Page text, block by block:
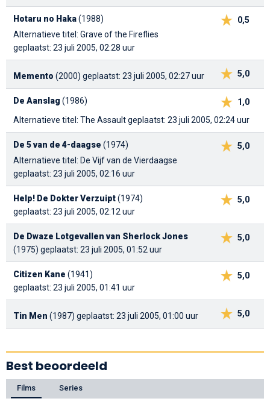
0,5
Hotaru no Haka(1988)
Alternatieve titel: Grave of the Fireflies
geplaatst: 23 juli 2005, 02:28 uur
5,0
Memento (2000) geplaatst: 23 juli 2005, 02:27 uur
1,0
De Aanslag (1986)
Alternatieve titel: The Assaultgeplaatst: 23 juli 2005, 02:24 uur
5,0
De 5 van de 4-daagse (1974)
Alternatieve titel: De Vijf van de Vierdaagse
geplaatst: 23 juli 2005, 02:16 uur
5,0
Help! De Dokter Verzuipt(1974)
geplaatst: 23 juli 2005, 02:12 uur
5,0
De Dwaze Lotgevallen van Sherlock Jones
(1975) geplaatst: 23 juli 2005, 01:52 uur
5,0
Citizen Kane (1941)
geplaatst: 23 juli 2005, 01:41 uur
5,0
Tin Men (1987) geplaatst: 23 juli 2005, 01:00 uur
Best beoordeeld
Films Series